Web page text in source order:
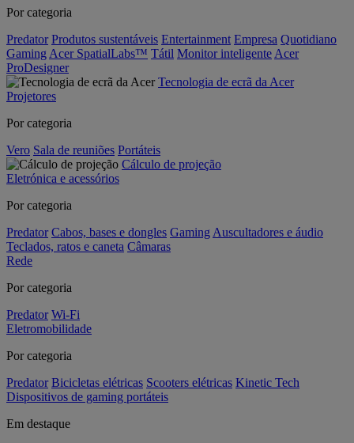
Por categoria
Predator Produtos sustentáveis Entertainment Empresa Quotidiano
Gaming Acer SpatialLabs™ Tátil Monitor inteligente Acer
ProDesigner
Tecnologia de ecrã da Acer
Projetores
Por categoria
Vero Sala de reuniões Portáteis
Cálculo de projeção
Eletrónica e acessórios
Por categoria
Predator Cabos, bases e dongles Gaming Auscultadores e áudio
Teclados, ratos e caneta Câmaras
Rede
Por categoria
Predator Wi-Fi
Eletromobilidade
Por categoria
Predator Bicicletas elétricas Scooters elétricas Kinetic Tech
Dispositivos de gaming portáteis
Em destaque